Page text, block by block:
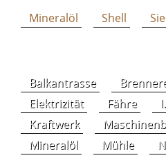
Mineralöl Shell
Balkantrasse
Elektrizität
Fähre
Kraftwerk
Mineralöl
Mühle